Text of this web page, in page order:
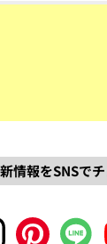
情報をSNSでチ